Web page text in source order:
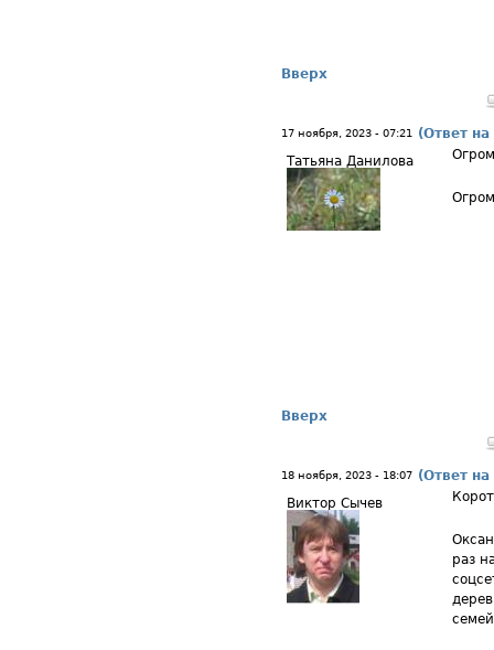
Вверх
17 ноября, 2023 - 07:21
(Ответ
Татьяна Данилова
Вверх
18 ноября, 2023 - 18:07 (Ответ
Виктор Сычев
раз